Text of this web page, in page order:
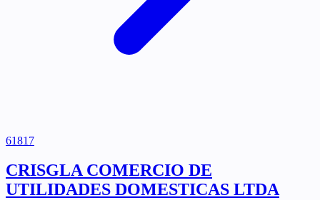
61817
CRISGLA COMERCIO DE
UTILIDADES DOMESTICAS LTDA